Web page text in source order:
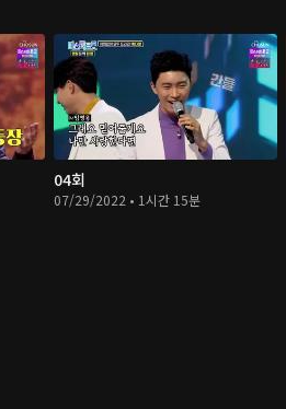
04회
07/29/2022 • 1시간 15분